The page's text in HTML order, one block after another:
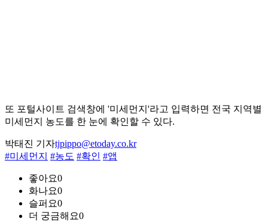
또 포털사이트 검색창에 '미세먼지'라고 입력하면 전국 지역별
미세먼지 농도를 한 눈에 확인할 수 있다.
박태진 기자tjpippo@etoday.co.kr
#미세먼지 #농도 #확인 #앱
좋아요0
화나요0
슬퍼요0
더 궁금해요0